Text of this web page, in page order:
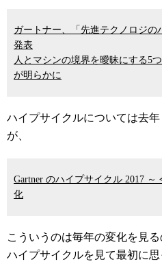
ガートナー、「先進テクノロジの
発表
人とマシンの境界を曖昧にする5
が明らかに
ハイプサイクルについては去
が、
Gartner のハイプサイクル 2017
化
こういうのは毎年の変化を見
ハイプサイクルを見て最初に